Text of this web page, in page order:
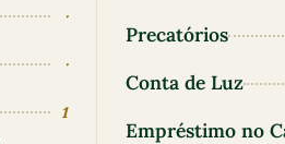
·
·
1
Precatórios
Conta de Luz
Empréstimo no